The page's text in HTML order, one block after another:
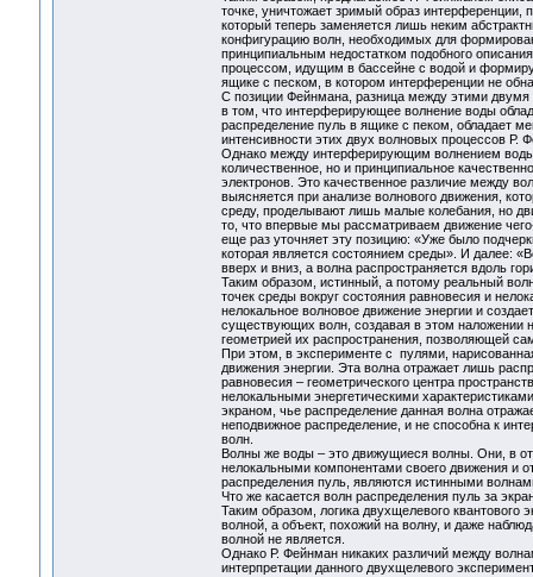
точке, уничтожает зримый образ
который теперь заменяется лишь неким
конфигурацию волн, необходимых для
принципиальным недостатком подобного
процессом, идущим в бассейне с водой и
ящике с песком, в котором интерференции не
С позиции Фейнмана, разница между этими
в том, что интерферирующее волнение воды
распределение пуль в ящике с пеком, обладает
интенсивности этих двух волновых процессов Р.
Однако между интерферирующим волнением
количественное, но и принципиальное
электронов. Это качественное различие между
выясняется при анализе волнового движения,
среду, проделывают лишь малые колебания, но
то, что впервые мы рассматриваем движение
еще раз уточняет эту позицию: «Уже было
которая является состоянием среды». И далее:
вверх и вниз, а волна распространяется вдоль
Таким образом, истинный, а потому реальный
точек среды вокруг состояния равновесия и
нелокальное волновое движение энергии и
существующих волн, создавая в этом наложении
геометрией их распространения, позволяющей
При этом, в эксперименте с пулями,
движения энергии. Эта волна отражает лишь
равновесия – геометрического центра
нелокальными энергетическими
экраном, чье распределение данная волна
неподвижное распределение, и не способна к
волн.
Волны же воды – это движущиеся волны. Они, в
нелокальными компонентами своего движения и
распределения пуль, являются истинными
Что же касается волн распределения пуль за
Таким образом, логика двухщелевого квантового
волной, а объект, похожий на волну, и даже
волной не является.
Однако Р. Фейнман никаких различий между
интерпретации данного двухщелевого